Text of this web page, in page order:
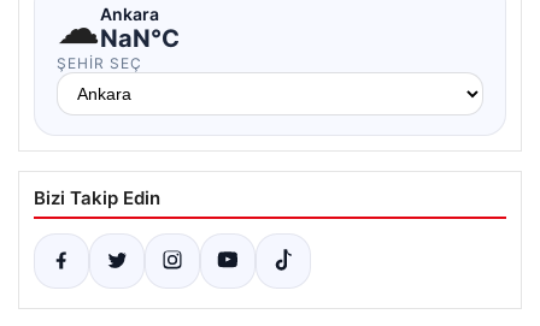
☁Ankara
NaN°C
ŞEHIR SEÇ
Bizi Takip Edin